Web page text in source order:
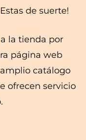
de suerte!
la tienda por
página web
catálogo
ofrecen servicio